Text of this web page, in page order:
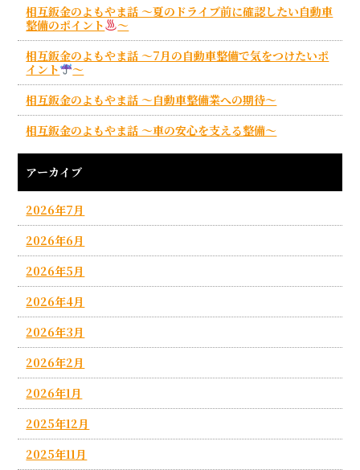
相互鈑金のよもやま話 ～夏のドライブ前に確認したい自動車
整備のポイント
～
相互鈑金のよもやま話 ～7月の自動車整備で気をつけたいポ
イント
～
相互鈑金のよもやま話 ～自動車整備業への期待～
相互鈑金のよもやま話 ～車の安心を支える整備～
アーカイブ
2026年7月
2026年6月
2026年5月
2026年4月
2026年3月
2026年2月
2026年1月
2025年12月
2025年11月